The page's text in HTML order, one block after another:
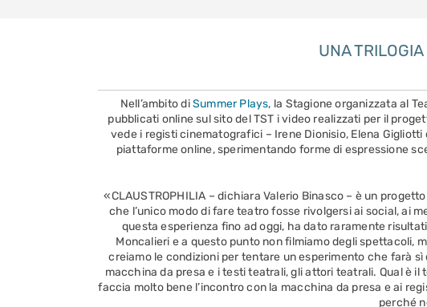
UNA
Nell’ambito diSummer Plays, la Stagione organizzata al
pubblicati online sul sito del TST i video realizzati per il
vede i registi cinematografici – Irene Dionisio, Elena
piattaforme online, sperimentando forme di espressione
«CLAUSTROPHILIA – dichiara Valerio Binasco – è un
che l’unico modo di fare teatro fosse rivolgersi ai social, ai
questa esperienza fino ad oggi, ha dato raramente
Moncalieri e a questo punto non filmiamo degli spettacoli,
creiamo le condizioni per tentare un esperimento che farà
macchina da presa e i testi teatrali, gli attori teatrali. Qual è
faccia molto bene l’incontro con la macchina da presa e ai
perché